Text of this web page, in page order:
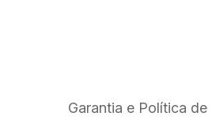
Garantia e Política